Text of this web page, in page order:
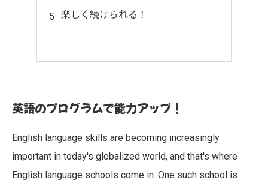
楽しく続けられる！
英語のプログラムで能力アップ！
English language skills are becoming increasingly
important in today's globalized world, and that's where
English language schools come in. One such school is